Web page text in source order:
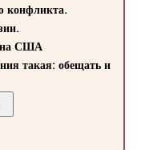
конфликта.
на США
такая: обещать и